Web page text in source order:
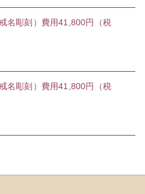
名彫刻）費用41,800円（税
名彫刻）費用41,800円（税